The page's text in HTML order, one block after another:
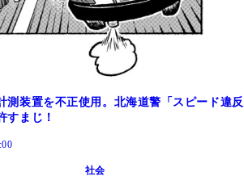
測装置を不正使用。北海道警「スピード違反
すまじ！
社会